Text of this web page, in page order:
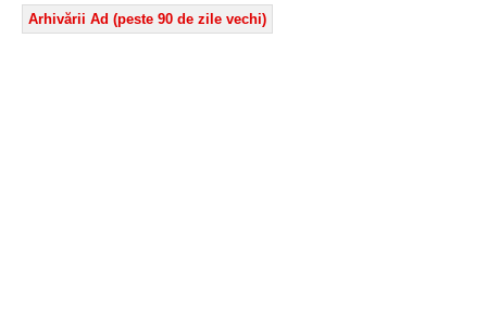
Arhivării Ad (peste 90 de zile vechi)